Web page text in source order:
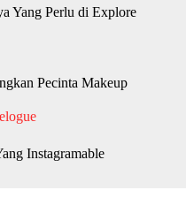
Yang Perlu di Explore
Pecinta Makeup
Instagramable